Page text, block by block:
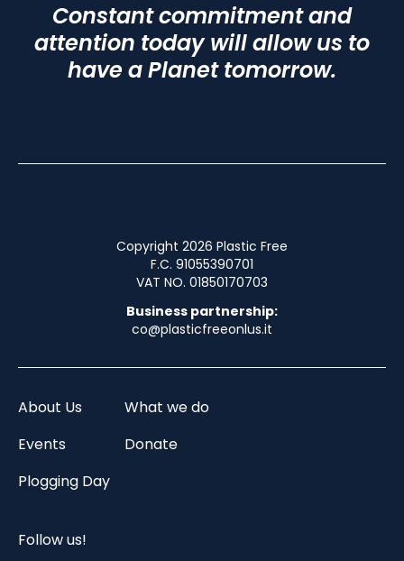
Constant commitment and
attention today will allow us to
have a Planet tomorrow.
Copyright 2026 Plastic Free
F.C. 91055390701
VAT NO. 01850170703
Business partnership:
co@plasticfreeonlus.it
About Us
What we do
Events
Donate
Plogging Day
Follow us!